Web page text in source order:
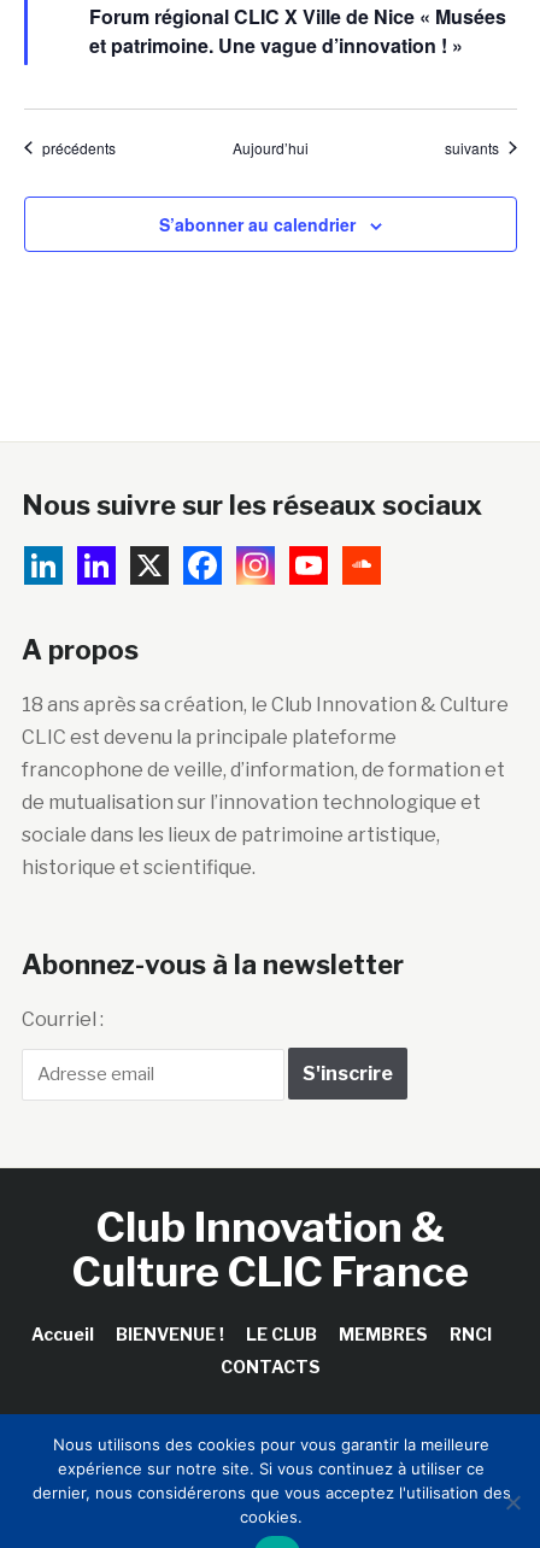
Forum régional CLIC X Ville de Nice « Musées
et patrimoine. Une vague d’innovation ! »
avant
Évènements
précédents Aujourd’hui Évènements
suivants
S’abonner au calendrier
Nous suivre sur les réseaux sociaux
A propos
18 ans après sa création, le Club Innovation & Culture
CLIC est devenu la principale plateforme
francophone de veille, d’information, de formation et
de mutualisation sur l’innovation technologique et
sociale dans les lieux de patrimoine artistique,
historique et scientifique.
Abonnez-vous à la newsletter
Courriel :
Club Innovation &
Culture CLIC France
Accueil BIENVENUE ! LE CLUB MEMBRES
RNCI
CONTACTS
Copyright © 2026 Club Innovation & Culture CLIC France /
Sinapses Conseils
Nous utilisons des cookies pour vous garantir la meilleure
expérience sur notre site. Si vous continuez à utiliser ce
dernier, nous considérerons que vous acceptez l'utilisation des
cookies.